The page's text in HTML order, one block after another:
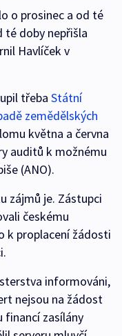
o prosinec a od té
té doby nepřišla
Havlíček v
třeba Státní
zemědělských
května a června
auditů k možnému
(ANO).
zájmů je. Zástupci
českému
k proplacení žádosti
informováni,
nejsou na žádost
financí zasílány